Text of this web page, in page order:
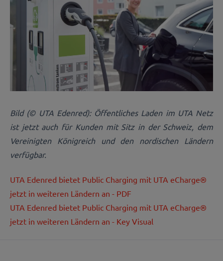
Bild (© UTA Edenred): Öffentliches Laden im UTA Netz
ist jetzt auch für Kunden mit Sitz in der Schweiz, dem
Vereinigten Königreich und den nordischen Ländern
verfügbar.
UTA Edenred bietet Public Charging mit UTA eCharge®
jetzt in weiteren Ländern an - PDF
UTA Edenred bietet Public Charging mit UTA eCharge®
jetzt in weiteren Ländern an - Key Visual